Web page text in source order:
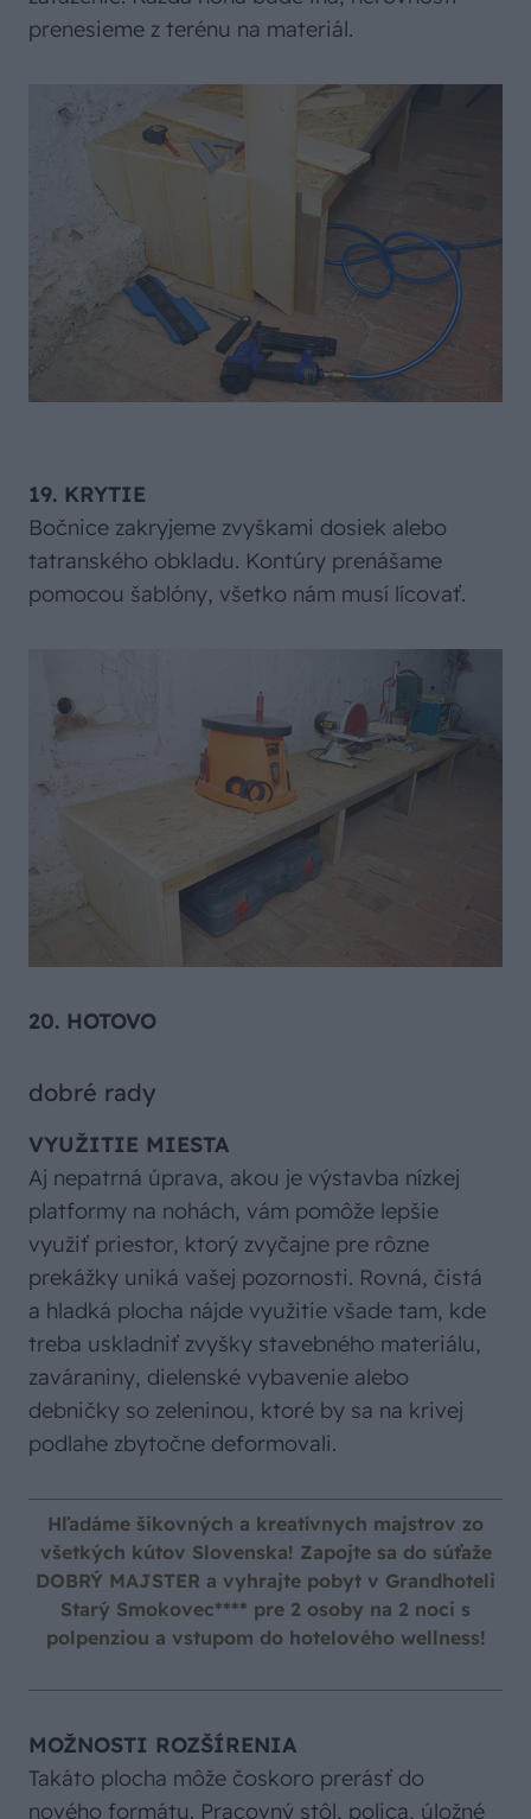
prenesieme z terénu na materiál.
19. KRYTIE
Bočnice zakryjeme zvyškami dosiek alebo
tatranského obkladu. Kontúry prenášame
pomocou šablóny, všetko nám musí lícovať.
20. HOTOVO
dobré rady
VYUŽITIE MIESTA
Aj nepatrná úprava, akou je výstavba nízkej
platformy na nohách, vám pomôže lepšie
využiť priestor, ktorý zvyčajne pre rôzne
prekážky uniká vašej pozornosti. Rovná, čistá
a hladká plocha nájde využitie všade tam, kde
treba uskladniť zvyšky stavebného materiálu,
zaváraniny, dielenské vybavenie alebo
debničky so zeleninou, ktoré by sa na krivej
podlahe zbytočne deformovali.
Hľadáme šikovných a kreatívnych majstrov zo
všetkých kútov Slovenska! Zapojte sa do súťaže
DOBRÝ MAJSTER a vyhrajte pobyt v Grandhoteli
Starý Smokovec**** pre 2 osoby na 2 noci s
polpenziou a vstupom do hotelového wellness!
MOŽNOSTI ROZŠÍRENIA
Takáto plocha môže čoskoro prerásť do
nového formátu. Pracovný stôl, polica, úložné